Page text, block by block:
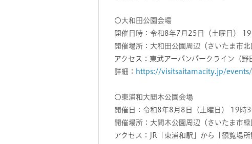
〇大和田公園会場
開催日時：令和8年7月25日（土曜日）
開催場所：大和田公園周辺（さいたま市北
アクセス：東武アーバンパークライン（
詳細： https://visitsaitamacity.jp/
〇東浦和大間木公園会場
開催日：令和8年8月8日（土曜日） 19時
開催場所：大間木公園周辺（さいたま市緑
アクセス：JR「東浦和駅」から「観覧場